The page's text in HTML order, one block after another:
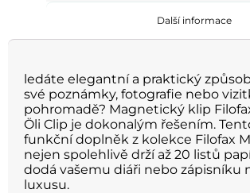
Další informace
ledáte elegantní a praktický
své poznámky, fotografie nebo
pohromadě? Magnetický klip
Öli Clip je dokonalým řešením.
funkční doplněk z kolekce Filofax
nejen spolehlivě drží až 20 listů
dodá vašemu diáři nebo zápisníku
luxusu.